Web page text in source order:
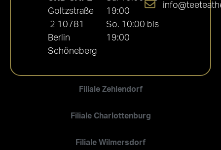
Filiale Zehlendorf
Filiale Charlottenburg
Filiale Wilmersdorf
Goltzstraße
2 10781
Berlin
Schöneberg
19:00
So. 10:00 bis
19:00